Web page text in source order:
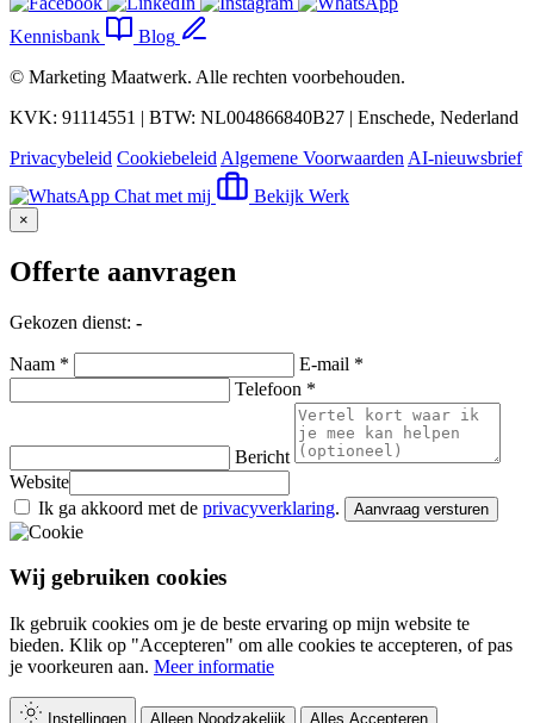
Kennisbank
Blog
© Marketing Maatwerk. Alle rechten voorbehouden.
KVK: 91114551 | BTW: NL004866840B27 | Enschede, Nederland
Privacybeleid Cookiebeleid Algemene Voorwaarden AI-nieuwsbrief
Chat met mij
Bekijk Werk
×
Offerte aanvragen
Gekozen dienst: -
Naam *
E-mail *
Telefoon *
Bericht
Website
Ik ga akkoord met de privacyverklaring. Aanvraag versturen
Wij gebruiken cookies
Ik gebruik cookies om je de beste ervaring op mijn website te
bieden. Klik op "Accepteren" om alle cookies te accepteren, of pas
je voorkeuren aan. Meer informatie
Instellingen Alleen Noodzakelijk Alles Accepteren